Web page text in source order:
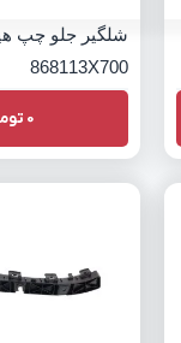
شلگیر جلو چپ
868113X700
0